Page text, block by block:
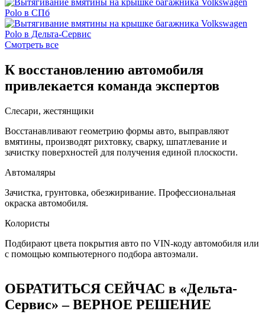
Смотреть все
К восстановлению автомобиля
привлекается команда экспертов
Слесари, жестянщики
Восстанавливают геометрию формы авто, выправляют
вмятины, производят рихтовку, сварку, шпатлевание и
зачистку поверхностей для получения единой плоскости.
Автомаляры
Зачистка, грунтовка, обезжиривание. Профессиональная
окраска автомобиля.
Колористы
Подбирают цвета покрытия авто по VIN-коду автомобиля или
с помощью компьютерного подбора автоэмали.
ОБРАТИТЬСЯ СЕЙЧАС в «Дельта-
Сервис» – ВЕРНОЕ РЕШЕНИЕ